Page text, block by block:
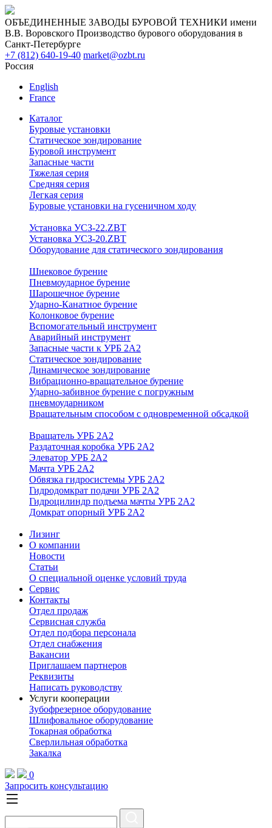
ОБЪЕДИНЕННЫЕ ЗАВОДЫ БУРОВОЙ ТЕХНИКИ имени
В.В. Воровского Производство бурового оборудования в
Санкт-Петербурге
+7 (812) 640-19-40 market@ozbt.ru
Россия
English
France
Каталог
Буровые установки
Статическое зондирование
Буровой инструмент
Запасные части
Тяжелая серия
Средняя серия
Легкая серия
Буровые установки на гусеничном ходу
Установка УСЗ-22.ZBT
Установка УСЗ-20.ZBT
Оборудование для статического зондирования
Шнековое бурение
Пневмоударное бурение
Шарошечное бурение
Ударно-Канатное бурение
Колонковое бурение
Вспомогательный инструмент
Аварийный инструмент
Запасные части к УРБ 2А2
Статическое зондирование
Динамическое зондирование
Вибрационно-вращательное бурение
Ударно-забивное бурение с погружным
пневмоударником
Вращательным способом с одновременной обсадкой
Вращатель УРБ 2А2
Раздаточная коробка УРБ 2А2
Элеватор УРБ 2А2
Мачта УРБ 2А2
Обвязка гидросистемы УРБ 2А2
Гидродомкрат подачи УРБ 2А2
Гидроцилиндр подъема мачты УРБ 2А2
Домкрат опорный УРБ 2А2
Лизинг
О компании
Новости
Статьи
О специальной оценке условий труда
Сервис
Контакты
Отдел продаж
Сервисная служба
Отдел подбора персонала
Отдел снабжения
Вакансии
Приглашаем партнеров
Реквизиты
Написать руководству
Услуги кооперации
Зубофрезерное оборудование
Шлифовальное оборудование
Токарная обработка
Cверлильная обработка
Закалка
0
Запросить консультацию